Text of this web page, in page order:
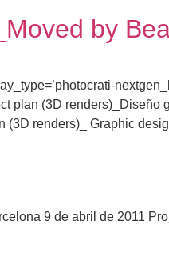
by
plan (3D
(3D renders)_ Graphic
9 de abril de 2011